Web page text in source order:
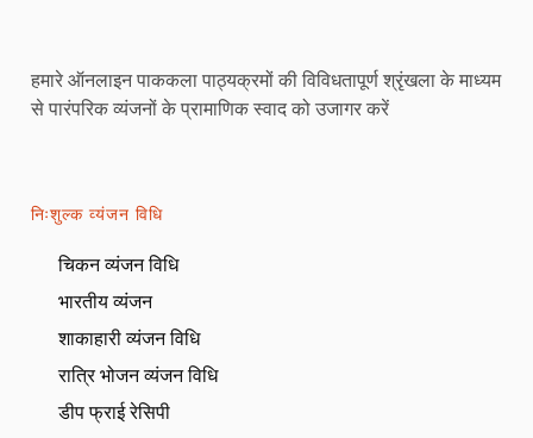
हमारे ऑनलाइन पाककला पाठ्यक्रमों की विविधतापूर्ण श्रृंखला के माध्यम
से पारंपरिक व्यंजनों के प्रामाणिक स्वाद को उजागर करें
निःशुल्क व्यंजन विधि
चिकन व्यंजन विधि
भारतीय व्यंजन
शाकाहारी व्यंजन विधि
रात्रि भोजन व्यंजन विधि
डीप फ्राई रेसिपी